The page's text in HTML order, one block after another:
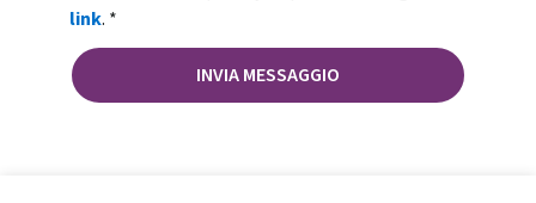
link. *
INVIA MESSAGGIO